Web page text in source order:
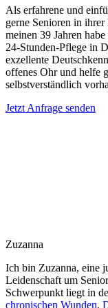
Als erfahrene und
gerne Senioren in
meinen 39 Jahren
24-Stunden-Pflege in
exzellente
offenes Ohr und helfe
selbstverständlich
Jetzt Anfrage senden
Zuzanna
Ich bin Zuzanna, eine
Leidenschaft um
Schwerpunkt liegt in
chronischen Wunden,